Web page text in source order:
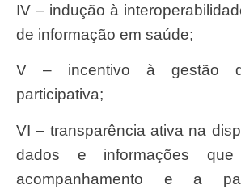
IV – indução à interoperabilidade dos sistemas
de informação em saúde;
V – incentivo à gestão democrática e
participativa;
VI – transparência ativa na disponibilização de
dados e informações
acompanhamento e a